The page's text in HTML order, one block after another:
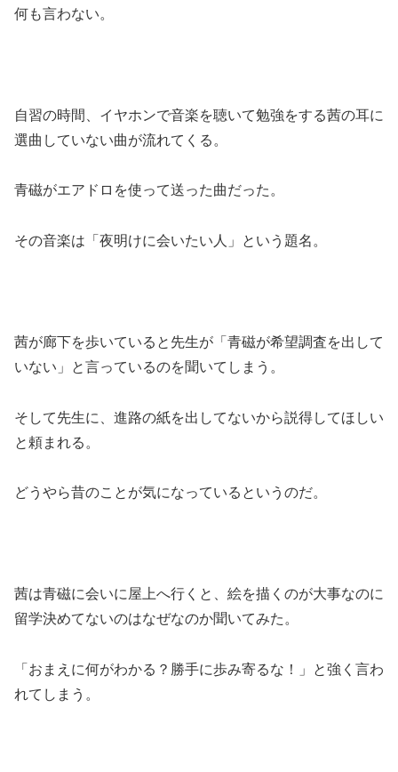
何も言わない。
自習の時間、イヤホンで音楽を聴いて勉強をする茜の耳に
選曲していない曲が流れてくる。
青磁がエアドロを使って送った曲だった。
その音楽は「夜明けに会いたい人」という題名。
茜が廊下を歩いていると先生が「青磁が希望調査を出して
いない」と言っているのを聞いてしまう。
そして先生に、進路の紙を出してないから説得してほしい
と頼まれる。
どうやら昔のことが気になっているというのだ。
茜は青磁に会いに屋上へ行くと、絵を描くのが大事なのに
留学決めてないのはなぜなのか聞いてみた。
「おまえに何がわかる？勝手に歩み寄るな！」と強く言わ
れてしまう。